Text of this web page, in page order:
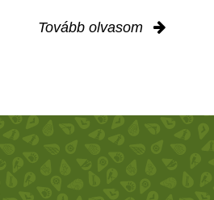
Tovább olvasom